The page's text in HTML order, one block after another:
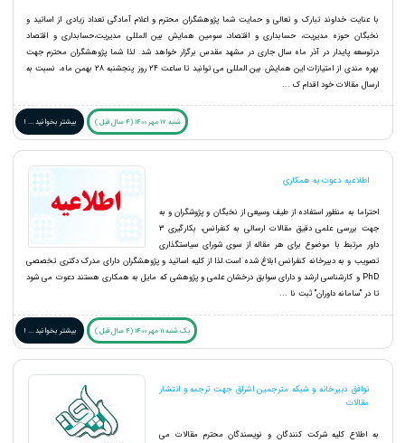
با عنایت خداوند تبارک و تعالی و حمایت شما پژوهشگران محترم و اعلام آمادگی تعداد زیادی از اساتید و
نخبگان حوزه مدیریت، حسابداری و اقتصاد، سومین همایش بین المللی مدیریت،حسابداری و اقتصاد
درتوسعه پایدار در آذر ماه سال جاری در مشهد مقدس برگزار خواهد شد. لذا شما پژوهشگران محترم جهت
بهره مندی از امتیازات این همایش بین المللی می توانید تا ساعت ۲۴ روز پنجشنبه 28 بهمن ماه، نسبت به
ارسال مقالات خود اقدام ک ...
شنبه 17 مهر 1400 (4 سال قبل ) بیشتر بخوانید ... !
اطلاعیه دعوت به همکاری
احتراما به منظور استفاده از طیف وسیعی از نخبگان و پژوشگران و به
جهت بررسی علمی دقیق مقالات ارسالی به کنفرانس، بکارگیری 3
داور مرتبط با موضوع برای هر مقاله از سوی شورای سیاستگذاری
تصویب و به دبیرخانه کنفرانس ابلاغ شده است.لذا از کلیه اساتید و پژوهشگران دارای مدرک دکتری تخصصی
PhD و کارشناسی ارشد و دارای سوابق درخشان علمی و پژوهشی که مایل به همکاری هستند دعوت می شود
تا در "سامانه داوران" ثبت نا ...
یک شنبه 11 مهر 1400 (4 سال قبل ) بیشتر بخوانید ... !
توافق دبیرخانه و شبکه مترجمین اشراق جهت ترجمه و انتشار
مقالات
به اطلاع کلیه شرکت کنندگان و نویسندگان محترم مقالات می